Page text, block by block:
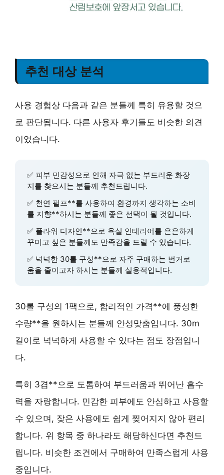
추천 대상 분석
사용 경험상 다음과 같은 분들께 특히 유용할 것으
로 판단됩니다. 다른 사용자 후기들도 비슷한 의견
이었습니다.
✅ 피부 민감성 으로 인해 자극 없는 부드러운 화장
지를 찾으시는 분들께 추천드립니다.
✅ 천연 펄프**를 사용하여 환경까지 생각하는 소비
를 지향**하시는 분들께 좋은 선택이 될 것입니다.
✅ 플라워 디자인**으로 욕실 인테리어를 은은하게
꾸미고 싶은 분들께도 만족감을 드릴 수 있습니다.
✅ 넉넉한 30롤 구성**으로 자주 구매하는 번거로
움을 줄이고자 하시는 분들께 실용적입니다.
30롤 구성의 1팩으로, 합리적인 가격**에 풍성한
수량**을 원하시는 분들께 안성맞춤입니다. 30m
길이로 넉넉하게 사용할 수 있다는 점도 장점입니
다.
특히 3겹**으로 도톰하여 부드러움과 뛰어난 흡수
력을 자랑합니다. 민감한 피부에도 안심하고 사용할
수 있으며, 잦은 사용에도 쉽게 찢어지지 않아 편리
합니다. 위 항목 중 하나라도 해당하신다면 추천드
립니다. 비슷한 조건에서 구매하여 만족스럽게 사용
중입니다.